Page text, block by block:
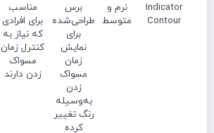
Indicator
Contour
نرم و
متوسط
برس
طراحی‌شده
برای
نمایش
زمان
مسواک
زدن
به‌وسیله
رنگ تغییر
کرده
مناسب
برای افرادی
که نیاز به
کنترل زمان
مسواک
زدن دارند